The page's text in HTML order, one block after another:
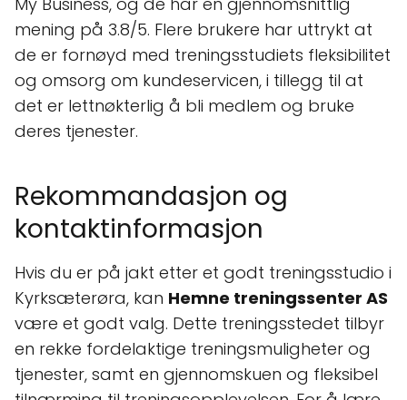
mening på 3.8/5. Flere brukere har uttrykt at
de er fornøyd med treningsstudiets fleksibilitet
og omsorg om kundeservicen, i tillegg til at
det er lettnøkterlig å bli medlem og bruke
deres tjenester.
Rekommandasjon og
kontaktinformasjon
Hvis du er på jakt etter et godt treningsstudio i
Kyrksæterøra, kan Hemne treningssenter AS
være et godt valg. Dette treningsstedet tilbyr
en rekke fordelaktige treningsmuligheter og
tjenester, samt en gjennomskuen og fleksibel